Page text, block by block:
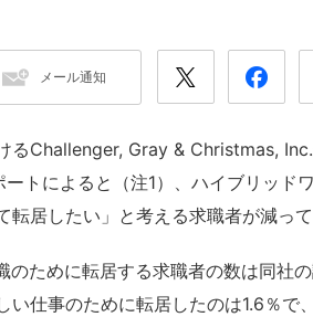
メール通知
るChallenger, Gray & Christmas,
トによると（注1）、ハイブリッド
居したい」と考える求職者が減って
ために転居する求職者の数は同社
い仕事のために転居したのは1.6％で